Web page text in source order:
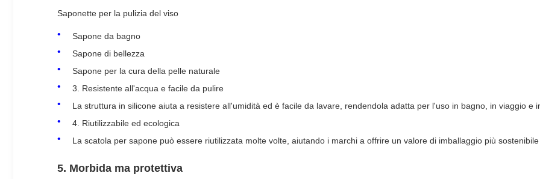
Saponette per la pulizia del viso
Sapone da bagno
Sapone di bellezza
Sapone per la cura della pelle naturale
3. Resistente all'acqua e facile da pulire
La struttura in silicone aiuta a resistere all'umidità ed è facile da lavare, rendendola adatta per l'uso in bagno, in viaggio e
4. Riutilizzabile ed ecologica
La scatola per sapone può essere riutilizzata molte volte, aiutando i marchi a offrire un valore di imballaggio più
5. Morbida ma protettiva